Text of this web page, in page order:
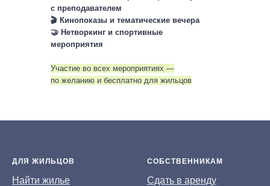
с преподавателем
🎬 Кинопоказы и тематические вечера
🤝 Нетворкинг и спортивные
мероприятия
Участие во всех мероприятиях —
по желанию и бесплатно для жильцов
ДЛЯ ЖИЛЬЦОВ
Найти жилье
СОБСТВЕННИКАМ
Сдать в аренду